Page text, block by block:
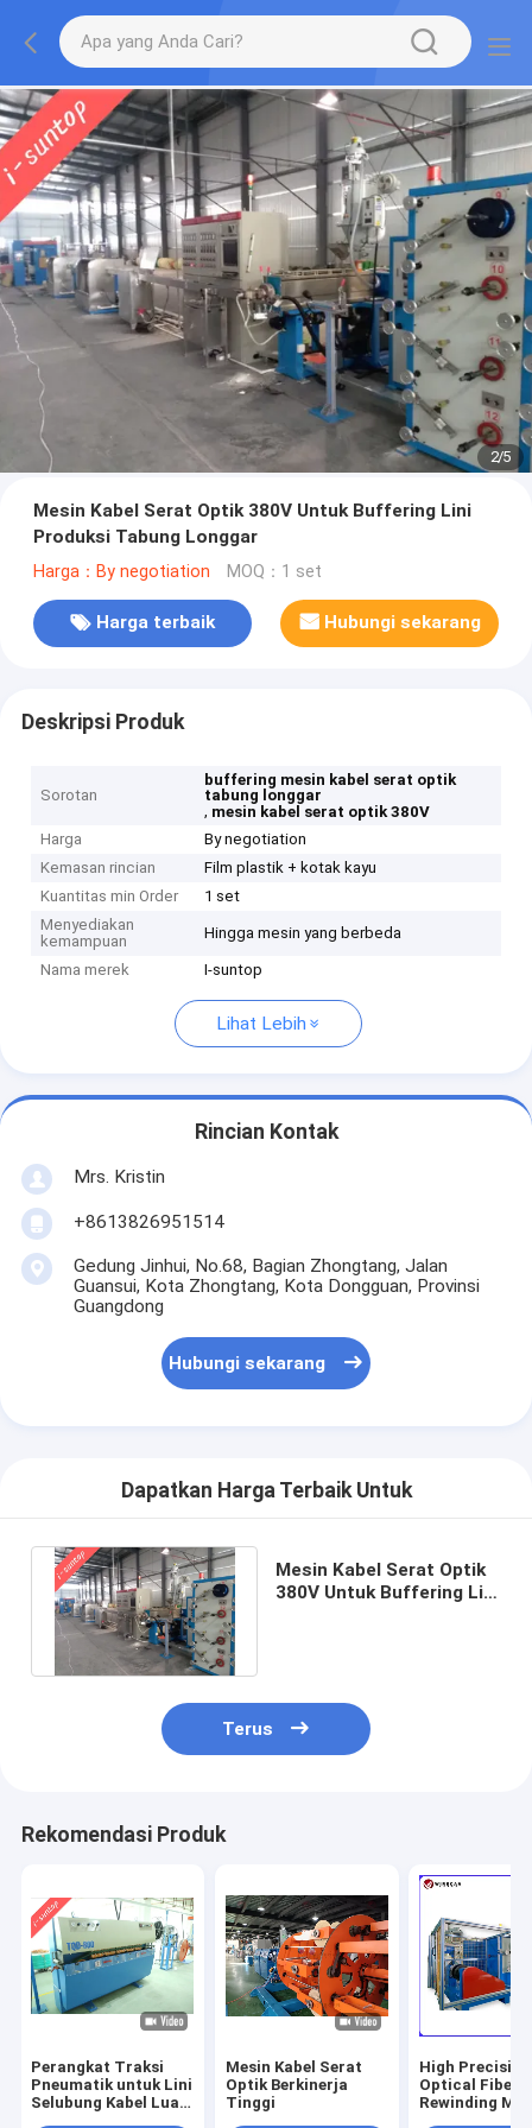
2/5
Mesin Kabel Serat Optik 380V Untuk Buffering Lini
Produksi Tabung Longgar
Harga：By negotiation MOQ：1 set
Harga terbaik Hubungi sekarang
Deskripsi Produk
Sorotan
buffering mesin kabel serat optik
tabung longgar
, mesin kabel serat optik 380V
Harga
By negotiation
Kemasan rincian
Film plastik + kotak kayu
Kuantitas min Order
1 set
Menyediakan
kemampuan
Hingga mesin yang berbeda
Nama merek I-suntop
Lihat Lebih
Rincian Kontak
Mrs. Kristin
+8613826951514
Gedung Jinhui, No.68, Bagian Zhongtang, Jalan
Guansui, Kota Zhongtang, Kota Dongguan, Provinsi
Guangdong
Hubungi sekarang
Dapatkan Harga Terbaik Untuk
Mesin Kabel Serat Optik
380V Untuk Buffering Lini
Terus
Rekomendasi Produk
Perangkat Traksi
Pneumatik untuk Lini
Selubung Kabel Luar
Mesin Kabel Serat
Optik Berkinerja
Tinggi
High Precision
Optical Fiber
Rewinding